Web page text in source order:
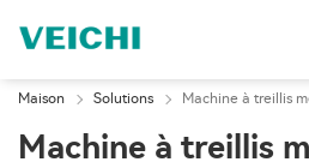
Maison Solutions Machine à treillis
Machine à treillis